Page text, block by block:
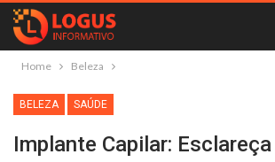
Home Beleza
BELEZA SAÚDE
Implante Capilar: